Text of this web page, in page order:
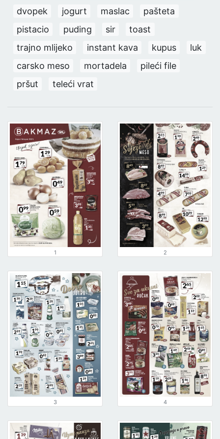
dvopek
jogurt maslac
pašteta
pistacio
puding sir
toast
trajno mlijeko
instant kava kupus
luk
carsko meso
mortadela
pileći file
pršut
teleći vrat
1 2
3 4